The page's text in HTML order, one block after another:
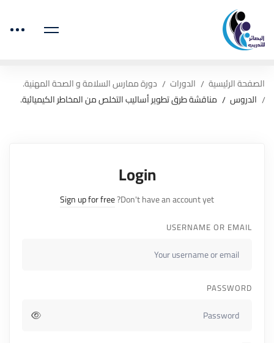
الصفحة الرئيسية الدورات
دورة ممارس السلامة و الصحة المهنية.
الدروس
مناقشة طرق تطوير أساليب التخلص من المخاطر الكيميائية.
Login
Don't have an account yet?
Sign up for free
USERNAME OR EMAIL
PASSWORD